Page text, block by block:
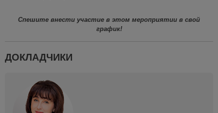
Спешите внести участие в этом мероприятии в свой
график!
ДОКЛАДЧИКИ